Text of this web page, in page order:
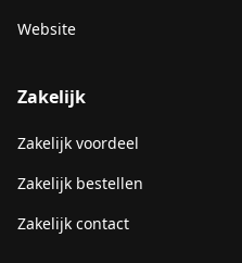
Website
Zakelijk
Zakelijk voordeel
Zakelijk bestellen
Zakelijk contact